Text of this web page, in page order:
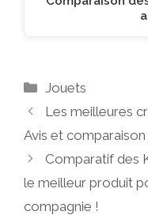
Catégories
Jouets
Les meilleures
Avis et
Comparatif des
le meilleur produit
compagnie !